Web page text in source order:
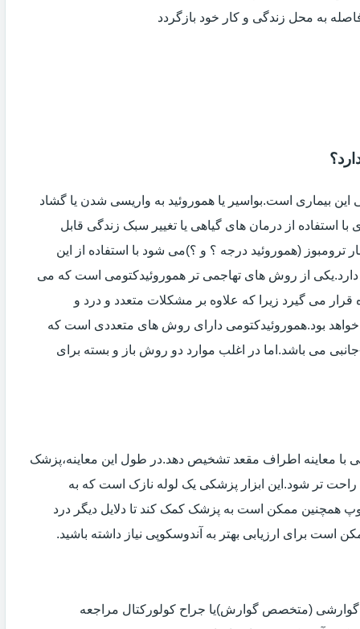
به محل زندگی و کار خود بازگردد
بیماری است.بواسیر یا هموروئید به واریسی شدن یا گشاد
استفاده از درمان های گیاهی یا تغییر سبک زندگی قابل
ترومبوز (هموروئید درجه ؟ و ؟)می شود با استفاده از این
از روش های تهاجمی تر هموروئیدکتومی است که می
قرار می گیرد زیرا که علاوه بر مشکلات متعدد و درد و
بود.هموروئیدکتومی دارای روش های متعددی است که
می باشد.اما در اغلب موارد دو روش باز و بسته برای
با معاینه اطراف مقعد تشخیص دهد.در طول این معاینه،پزشک
تر شود.این ابزار پزشکی یک لوله نازک است که به
همچنین ممکن است به پزشک کمک کند تا دلایل دیگر درد
است برای ارزیابی بهتر به آندوسکوپی نیاز داشته باشید.
گوارشی (متخصص گوارش)یا جراح کولورکتال مراجعه